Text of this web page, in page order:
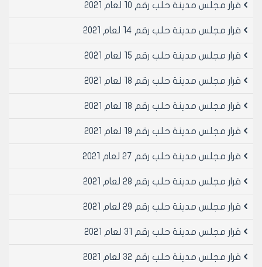
- بيان بالمخالفات لكامل مقاسم الطابق الموجود ضمنه
المرآب من مديرية الشؤون الفنية.
- بالنسبة للمرائب غير المنفذة يتم ترخيصها وفق قرار مجلس
مديرية الشؤون الفنية ، على أن يتم تأمين الاستطراق للطابق
قبل مديرة الشؤون الفنية على أن يتم تأمين الوثائق الواردة
المادة / 3 / : شروط و أحكام عامة:
1- أن تحقق مساحة المرآب الشرطين التاليين معاً:
الوجيبة النظامية للمقسم الذي يعود إليه المرآب.
الخالية لكامل المحضر.
العمرانيين المذكورين في المادة /1/ والقرارات النافذة
منسوب بلاطة الطابق الذي يعلوه.
قرار مجلس مدينة حلب رقم 10 لعام 2021
قرار مجلس مدينة حلب رقم 14 لعام 2021
قرار مجلس مدينة حلب رقم 15 لعام 2021
قرار مجلس مدينة حلب رقم 18 لعام 2021
قرار مجلس مدينة حلب رقم 18 لعام 2021
قرار مجلس مدينة حلب رقم 19 لعام 2021
قرار مجلس مدينة حلب رقم 27 لعام 2021
قرار مجلس مدينة حلب رقم 28 لعام 2021
قرار مجلس مدينة حلب رقم 29 لعام 2021
قرار مجلس مدينة حلب رقم 31 لعام 2021
قرار مجلس مدينة حلب رقم 32 لعام 2021